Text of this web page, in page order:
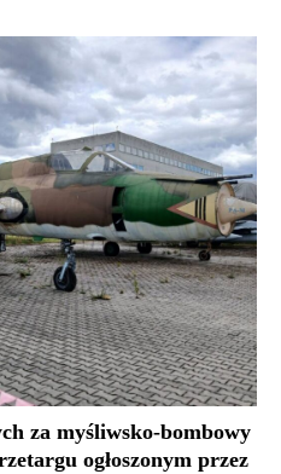
za myśliwsko-bombowy
ogłoszonym przez